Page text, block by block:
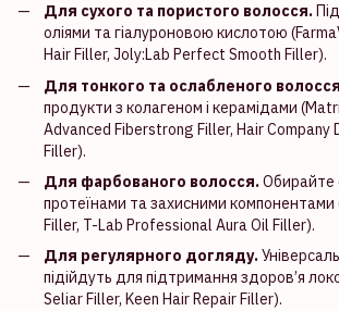
Для сухого та пористого волосся.
оліями та гіалуроновою кислотою
Hair Filler, Joly:Lab Perfect Smooth Filler).
Для тонкого та ослабленого
продукти з колагеном і керамідами
Advanced Fiberstrong Filler, Hair Company
Filler).
Для фарбованого волосся.Обирайте
протеїнами та захисними
Filler, T-Lab Professional Aura Oil Filler).
Для регулярного догляду.
підійдуть для підтримання здоров’я
Seliar Filler, Keen Hair Repair Filler).